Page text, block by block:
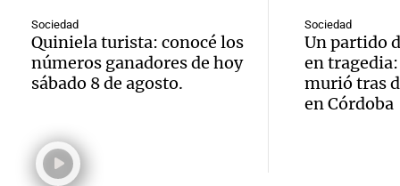
jornada
Una
Episodios
primer
Leo
Jorge,
Messi
Audio.
Sociedad
Quiniela turista: conocé los
números ganadores de hoy
sábado 8 de agosto.
Sociedad
Un partido
en
murió tras
en Córdoba